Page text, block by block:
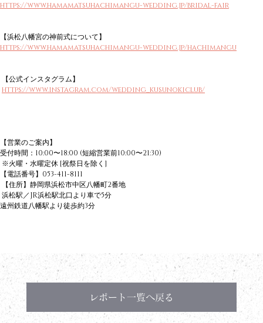
レポート一覧へ戻る
https://www.hamamatsuhachimangu-wedding.jp/bridal-fair
【浜松八幡宮の神前式について】
https://www.hamamatsuhachimangu-wedding.jp/hachimangu
【公式インスタグラム】
https://www.instagram.com/wedding_kusunokiclub/
【営業のご案内】
受付時間：10:00〜18:00 (短縮営業前10:00〜21:30)
※火曜・水曜定休 [祝祭日を除く]
【電話番号】053-411-8111
【住所】静岡県浜松市中区八幡町2番地
浜松駅／JR浜松駅北口より車で5分
遠州鉄道八幡駅より徒歩約3分